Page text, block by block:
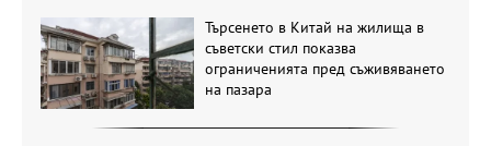
Търсенето в Китай на жилища в
съветски стил показва
ограниченията пред съживяването
на пазара